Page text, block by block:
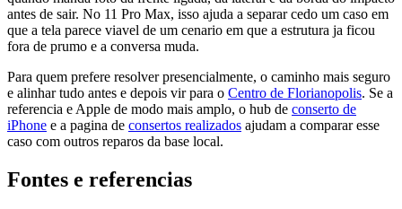
antes de sair. No 11 Pro Max, isso ajuda a separar cedo um caso em
que a tela parece viavel de um cenario em que a estrutura ja ficou
fora de prumo e a conversa muda.
Para quem prefere resolver presencialmente, o caminho mais seguro
e alinhar tudo antes e depois vir para o Centro de Florianopolis. Se a
referencia e Apple de modo mais amplo, o hub de conserto de
iPhone e a pagina de consertos realizados ajudam a comparar esse
caso com outros reparos da base local.
Fontes e referencias